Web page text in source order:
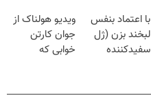
خانگی
۲۵ میلیون
تومان!!!
با اعتماد بنفس
لبخند بزن (ژل
سفیدکننده
ویدیو هولناک از
جوان کارتن
خوابی که